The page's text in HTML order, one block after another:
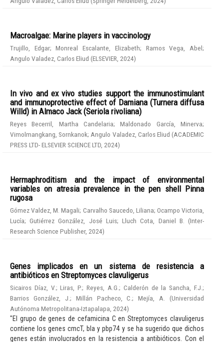
Macroalgae: Marine players in vaccinology
Trujillo, Edgar;Monreal Escalante, Elizabeth; Ramos Vega, Abel;
Angulo Valadez, Carlos Eliud (ELSEVIER 2024)
In vivo and ex vivo studies support the immunostimulant
and immunoprotective effect of Damiana (Turnera diffusa
Willd) in Almaco Jack (Seriola rivoliana)
Reyes Becerril, Martha Candelaria;Maldonado García, Minerva;
Vimolmangkang, Sornkanok; Angulo Valadez, Carlos Eliud (ACADEMIC
PRESS LTD- ELSEVIER SCIENCE LTD 2024)
Hermaphroditism and the impact of environmental
variables on atresia prevalence in the pen shell Pinna
rugosa
Gómez Valdez, M. Magali; Carvalho Saucedo, Liliana; Ocampo Victoria,
Lucía;Gutiérrez González, José Luis;Lluch Cota, Daniel B. (Inter-
Research Science Publisher, 2024)
Genes implicados en un sistema de resistencia a
antibióticos en Streptomyces clavuligerus
Sicairos Díaz, V.;Liras, P.;Reyes, A.G. ; Calderón de la Sancha, F.J.;
Barrios González, J. ; Millán Pacheco, C.;Mejía, A. (Universidad
Autónoma Metropolitana-Iztapalapa 2024)
"El grupo de genes de cefamicina C en Streptomyces clavuligerus
contiene los genes cmcT, bla y pbp74 y se ha sugerido que dichos
genes están involucrados en la resistencia a antibióticos. Con el